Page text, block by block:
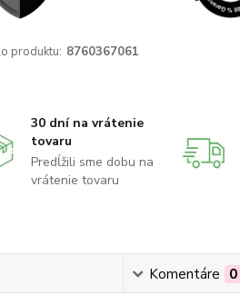
produktu: 8760367061
30 dní na vrátenie
tovaru
Predĺžili sme dobu na
vrátenie tovaru
Komentáre 0